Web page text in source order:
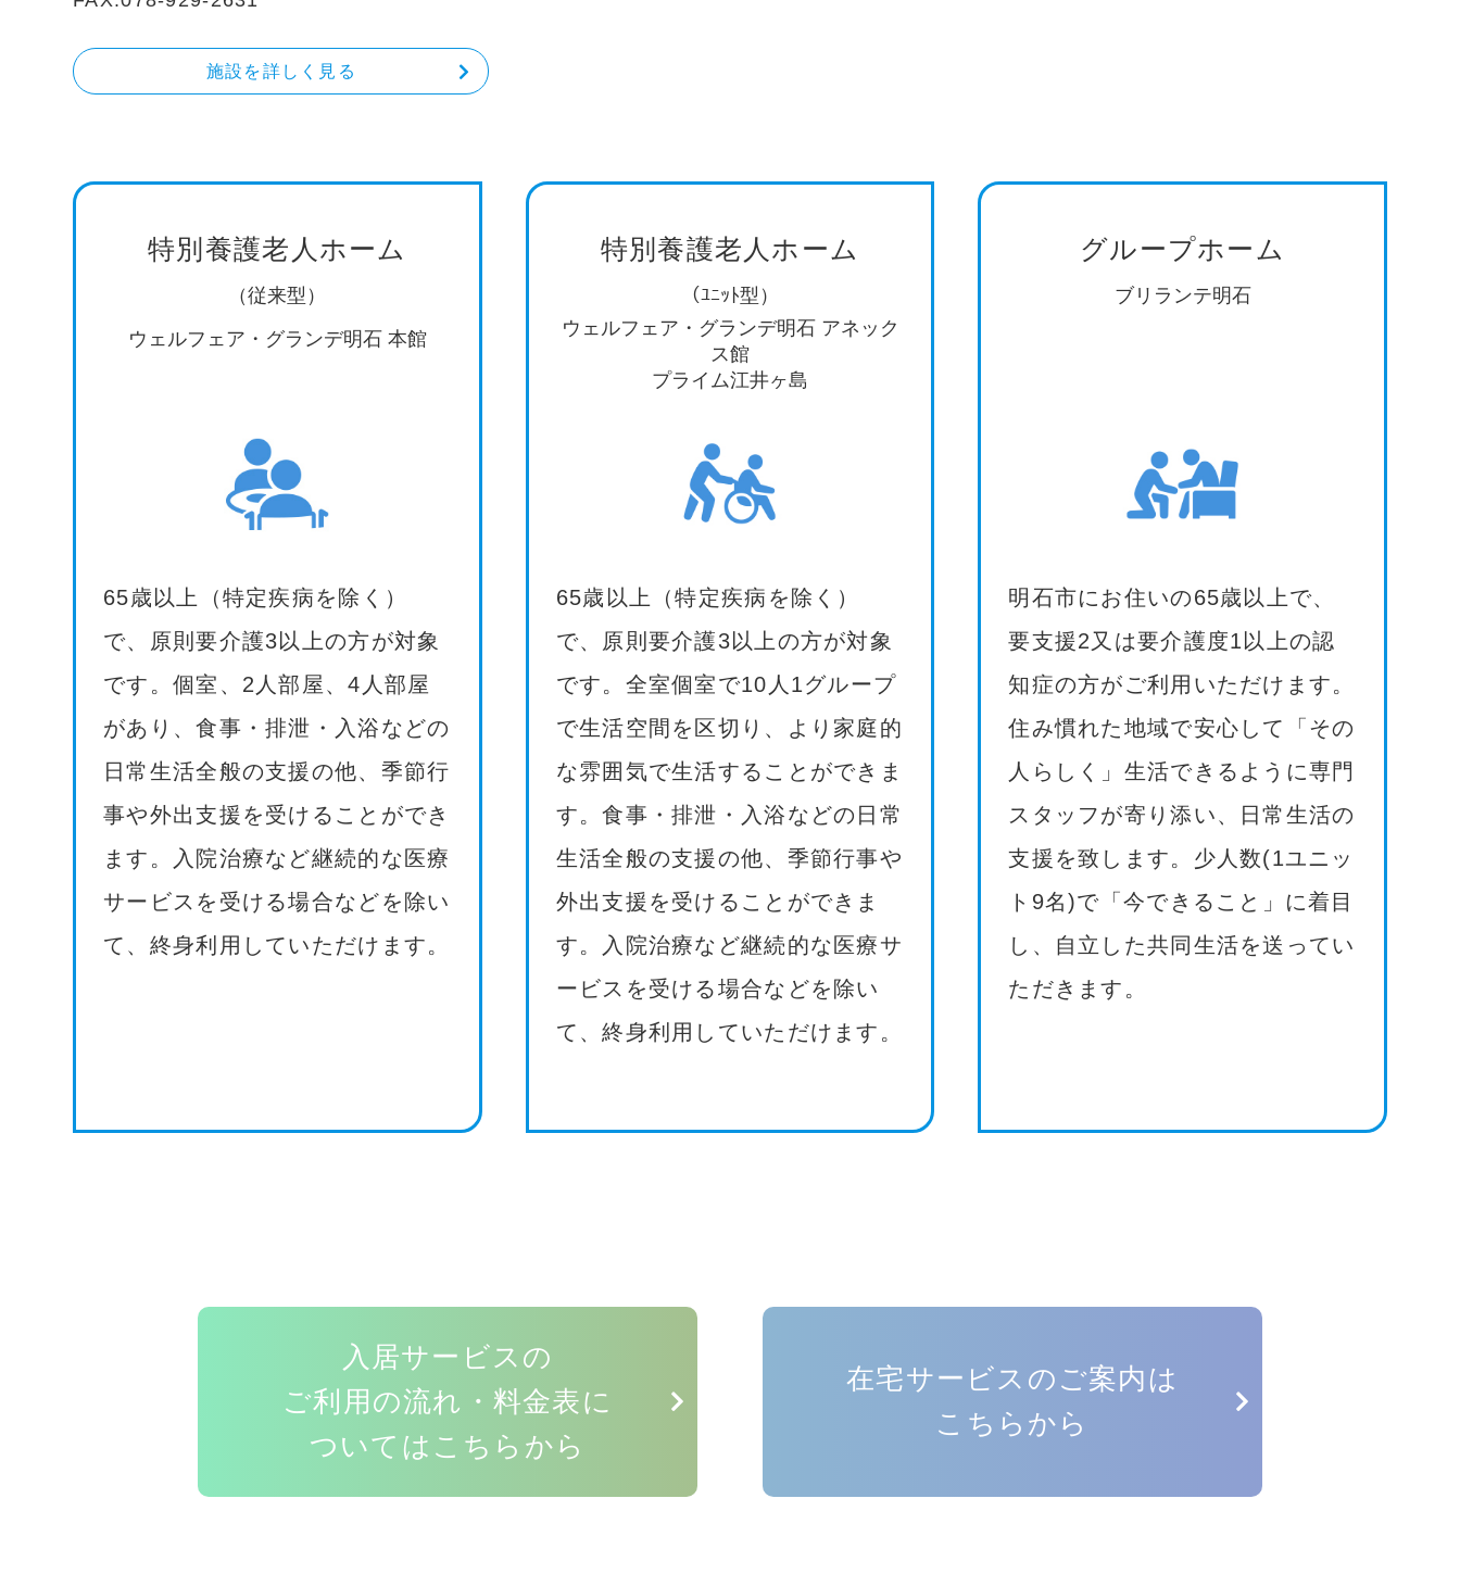
施設を詳しく見る
特別養護老人ホーム
（従来型）
ウェルフェア・グランデ明石 本館
65歳以上（特定疾病を除く）
で、原則要介護3以上の方が対象
です。個室、2人部屋、4人部屋
があり、食事・排泄・入浴などの
日常生活全般の支援の他、季節行
事や外出支援を受けることができ
ます。入院治療など継続的な医療
サービスを受ける場合などを除い
て、終身利用していただけます。
特別養護老人ホーム
（ﾕﾆｯﾄ型）
ウェルフェア・グランデ明石 アネック
ス館
プライム江井ヶ島
65歳以上（特定疾病を除く）
で、原則要介護3以上の方が対象
です。全室個室で10人1グループ
で生活空間を区切り、より家庭的
な雰囲気で生活することができま
す。食事・排泄・入浴などの日常
生活全般の支援の他、季節行事や
外出支援を受けることができま
す。入院治療など継続的な医療サ
ービスを受ける場合などを除い
て、終身利用していただけます。
グループホーム
ブリランテ明石
明石市にお住いの65歳以上で、
要支援2又は要介護度1以上の認
知症の方がご利用いただけます。
住み慣れた地域で安心して「その
人らしく」生活できるように専門
スタッフが寄り添い、日常生活の
支援を致します。少人数(1ユニッ
ト9名)で「今できること」に着目
し、自立した共同生活を送ってい
ただきます。
入居サービスの
ご利用の流れ・料金表に
ついてはこちらから
在宅サービスのご案内は
こちらから